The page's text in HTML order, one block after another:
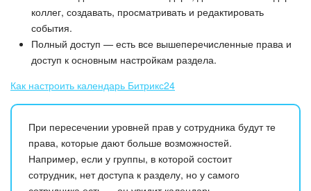
коллег, создавать, просматривать и редактировать
события.
Полный доступ — есть все вышеперечисленные права и
доступ к основным настройкам раздела.
Как настроить календарь Битрикс24
При пересечении уровней прав у сотрудника будут те
права, которые дают больше возможностей.
Например, если у группы, в которой состоит
сотрудник, нет доступа к разделу, но у самого